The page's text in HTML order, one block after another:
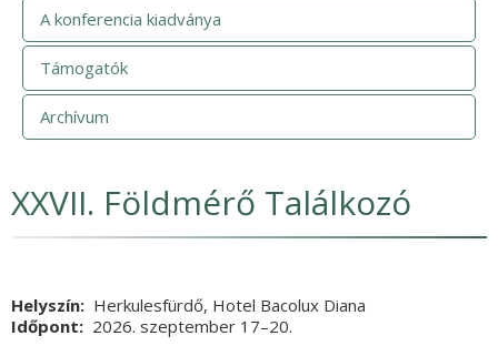
A konferencia kiadványa
Támogatók
Archívum
XXVII. Földmérő Találkozó
Helyszín
Herkulesfürdő, Hotel Bacolux Diana
Időpont
2026. szeptember 17Vége
–20.